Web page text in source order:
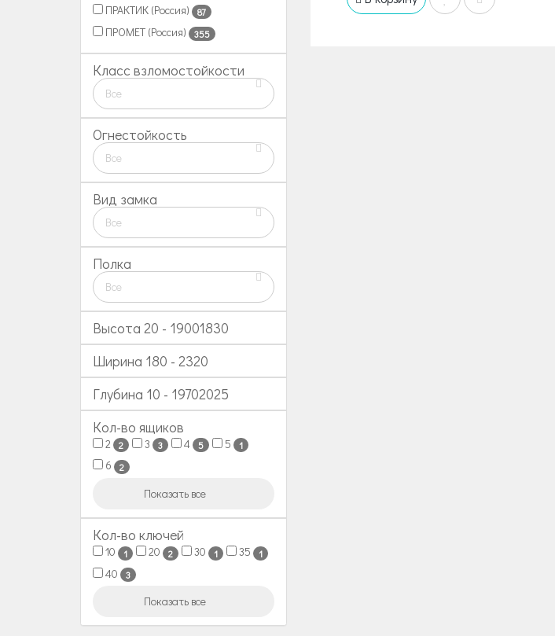
ПРАКТИК (Россия) 87
ПРОМЕТ (Россия) 355
Класс взломостойкости
Все
Огнестойкость
Все
Вид замка
Все
Полка
Все
Высота 20 - 19001830
Ширина 180 - 2320
Глубина 10 - 19702025
Кол-во ящиков
2 2 3 3 4 5 5 1
6 2
Показать все
Кол-во ключей
10 1 20 2 30 1 35 1
40 3
Показать все